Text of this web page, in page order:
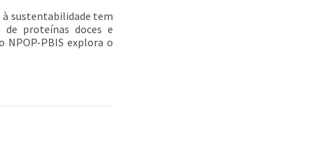
à sustentabilidade tem
de proteínas doces e
PBIS explora o